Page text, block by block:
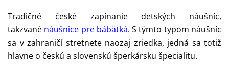
Tradičné české zapínanie detských náušníc,
takzvané náušnice pre bábätká. S týmto typom náušníc
sa v zahraničí stretnete naozaj zriedka, jedná sa totiž
hlavne o českú a slovenskú šperkársku špecialitu.